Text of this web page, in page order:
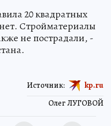
20 квадратных
Стройматериалы
не пострадали, -
Олег ЛУГОВОЙ
Источник: kp.ru